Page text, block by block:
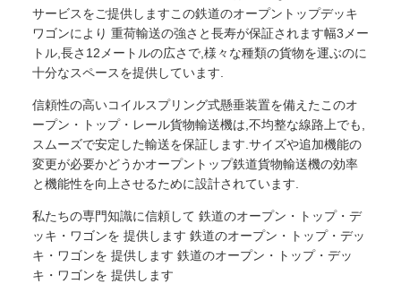
サービスをご提供しますこの鉄道のオープントップデッキ
ワゴンにより 重荷輸送の強さと長寿が保証されます幅3メー
トル,長さ12メートルの広さで,様々な種類の貨物を運ぶのに
十分なスペースを提供しています.
信頼性の高いコイルスプリング式懸垂装置を備えたこのオ
ープン・トップ・レール貨物輸送機は,不均整な線路上でも,
スムーズで安定した輸送を保証します.サイズや追加機能の
変更が必要かどうかオープントップ鉄道貨物輸送機の効率
と機能性を向上させるために設計されています.
私たちの専門知識に信頼して 鉄道のオープン・トップ・デ
ッキ・ワゴンを 提供します 鉄道のオープン・トップ・デッ
キ・ワゴンを 提供します 鉄道のオープン・トップ・デッ
キ・ワゴンを 提供します